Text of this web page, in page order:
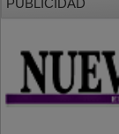
PUBLICIDAD